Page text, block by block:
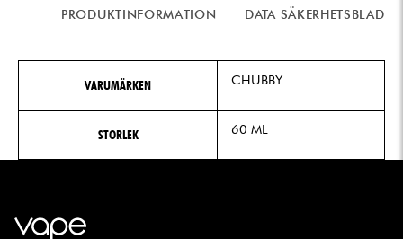
PRODUKTINFORMATION DATA SÄKERHETSBLAD
VARUMÄRKEN CHUBBY
STORLEK 60 ML